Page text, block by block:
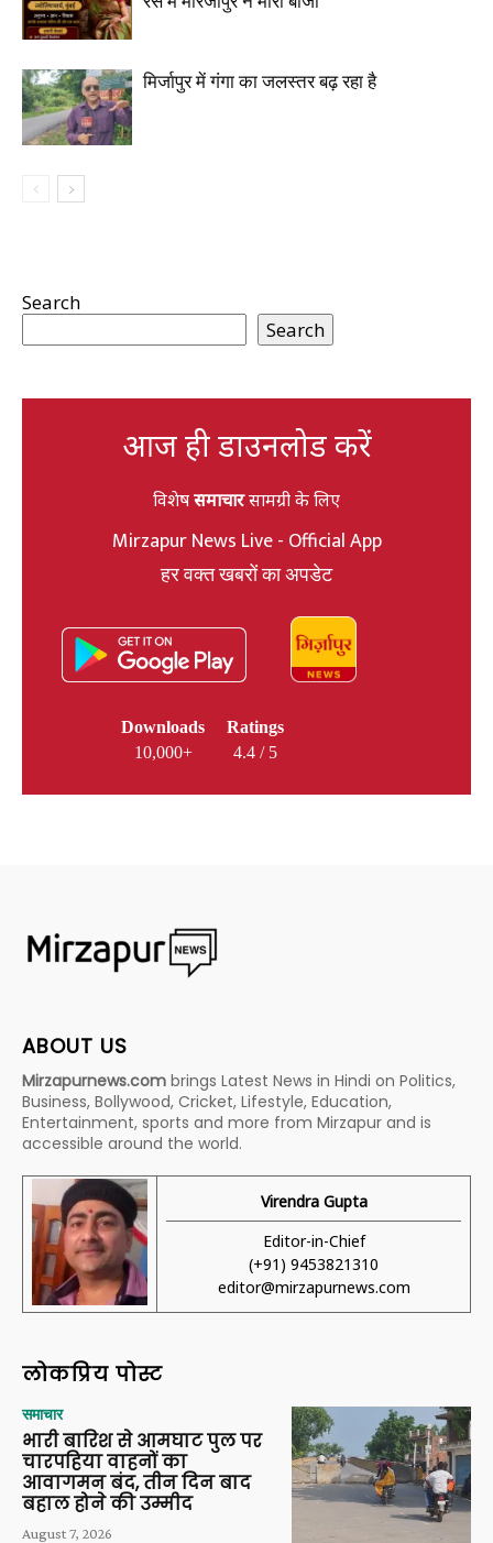
मिर्जापुर में गंगा का जलस्तर बढ़ रहा है
Search
Search
आज ही डाउनलोड करें
विशेषसमाचारसामग्री के लिए
Mirzapur News Live - Official App
हर वक्त खबरों का अपडेट
Downloads
10,000+
Ratings
4.4 / 5
ABOUT US
Mirzapurnews.com brings Latest News in Hindi on Politics,
Business, Bollywood, Cricket, Lifestyle, Education,
Entertainment, sports and more from Mirzapur and is
accessible around the world.
Virendra Gupta
Editor-in-Chief
(+91) 9453821310
editor@mirzapurnews.com
लोकप्रिय पोस्ट
समाचार
भारी बारिश से आमघाट पुल पर
चारपहिया वाहनों का
आवागमन बंद, तीन दिन बाद
बहाल होने की उम्मीद
August 7, 2026